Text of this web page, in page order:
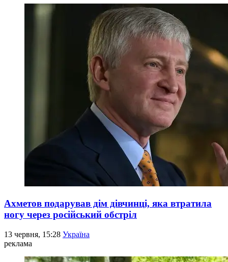
Ахметов подарував дім дівчинці, яка втратила
ногу через російський обстріл
13 червня, 15:28 Україна
реклама